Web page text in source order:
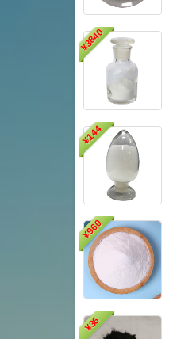
¥
3840
¥
144
¥
960
¥
36